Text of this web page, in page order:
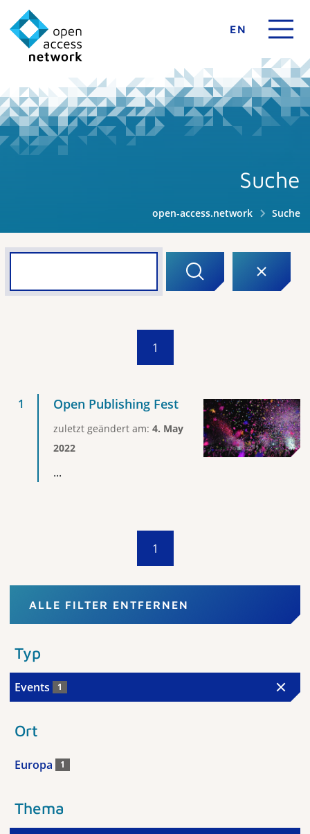
EN
Suche
open-access.network Suche
1
Open Publishing Fest
zuletzt geändert am: 4. May
2022
...
1
ALLE FILTER ENTFERNEN
Typ
Events 1
Ort
Europa 1
Thema